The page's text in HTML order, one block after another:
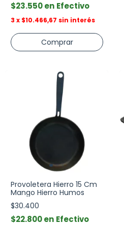
$23.550 Efectivo
3 x $10.466,67 sin interés
Provoletera Hierro 15 Cm
Mango Hierro Humos
$30.400
$22.800 Efectivo